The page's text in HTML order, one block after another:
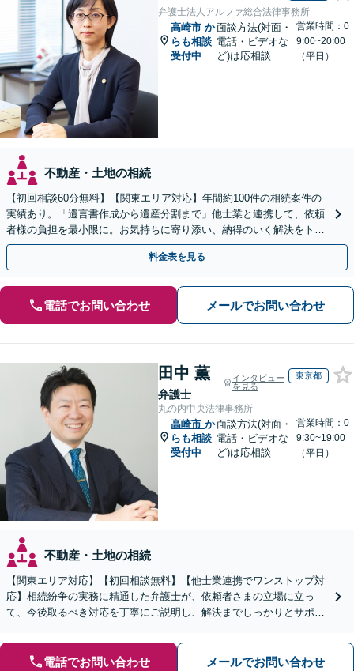
弁護士法人アルファ総合法律事務所
高崎市 か
らも相談
受付中
面談方法(対面・
電話・ビデオな
ど)は応相談
営業時間：0
9:00~20:00
（平日）
不動産・土地の相続
【初回相談60分無料】【関東エリア対応】年間約100件の相続案件の
実績あり。「遺言書作成から遺産分割まで」他士業と連携して、依頼
者様の負担を最小限に。お気持ちに寄り添い、納得のいく解決をトー
タル・サポート【当日・夜間（18時まで）の相談可】
料金表を見る
電話でお問い合わせ メールでお問い合わせ
田中 薫
弁護士
インタビュー
を見る
東京都
丸の内中央法律事務所
高崎市 か
らも相談
受付中
面談方法(対面・
電話・ビデオな
ど)は応相談
営業時間：0
9:30~19:00
（平日）
不動産・土地の相続
【関東エリア対応】【初回相談無料】【他士業連携でワンストップ対
応】相続紛争の実務に精通した弁護士が、依頼者さまの立場に立っ
て、今後取るべき対応を丁寧にご説明し、解決までしっかりとサポー
電話でお問い合わせ メールでお問い合わせ